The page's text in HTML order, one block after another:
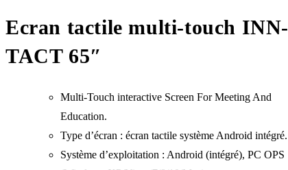
Ecran tactile multi-touch INN-
TACT 65″
Multi-Touch interactive Screen For Meeting And
Education.
Type d’écran : écran tactile système Android intégré.
Système d’exploitation : Android (intégré), PC OPS